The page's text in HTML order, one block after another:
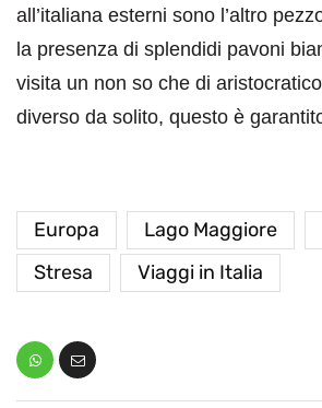
all’italiana esterni sono l’altro
la presenza di splendidi pavoni
visita un non so che di
diverso da solito, questo è
Europa Lago Maggiore
Stresa
Viaggi in Italia